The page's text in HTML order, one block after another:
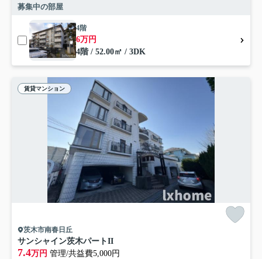
募集中の部屋
4階
6万円
4階 / 52.00㎡ / 3DK
賃貸マンション
茨木市南春日丘
サンシャイン茨木パートII
7.4万円 管理/共益費5,000円